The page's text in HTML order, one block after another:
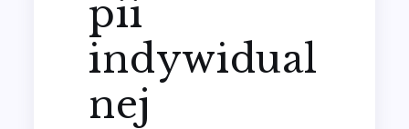
pii
indywidual
nej